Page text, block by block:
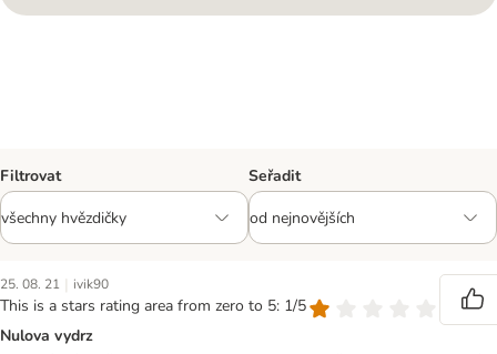
Filtrovat Seřadit
25. 08. 21 | ivik90
This is a stars rating area from zero to 5: 1/5
Nulova vydrz